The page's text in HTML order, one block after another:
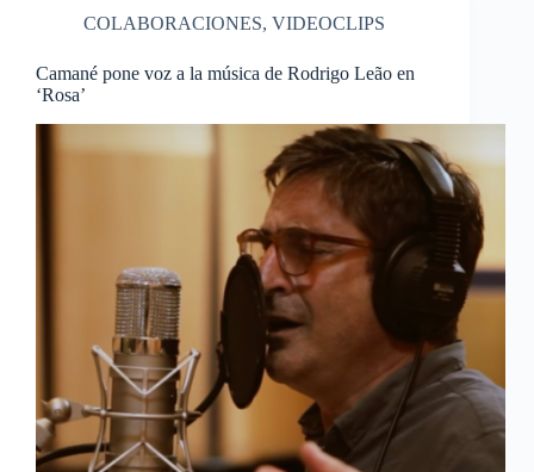
COLABORACIONES, VIDEOCLIPS
Camané pone voz a la música de Rodrigo Leão en
‘Rosa’